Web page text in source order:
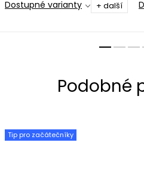
praktickým dávkováním.
Dostupné varianty + další
Tip pro začátečníky